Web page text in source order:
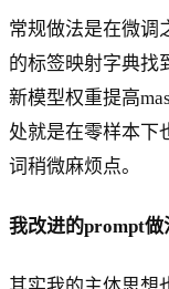
常规做法是在微调
的标签映射字典找
新模型权重提高
处就是在零样本下
词稍微麻烦点。
我改进的prompt做